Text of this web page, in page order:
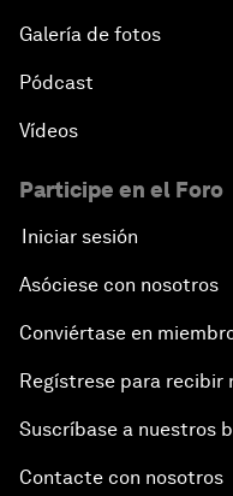
Galería de fotos
Pódcast
Vídeos
Participe en el Foro
Iniciar sesión
Asóciese con nosotros
Conviértase en
Regístrese para recibir
Suscríbase a nuestros
Contacte con nosotros